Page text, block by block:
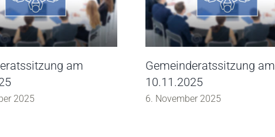
am
2025
Gemeinderatssitzung am
10.11.2025
6. November 2025